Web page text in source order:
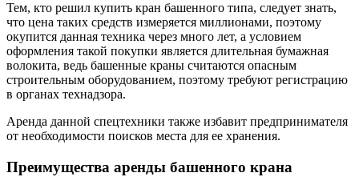
Тем, кто решил купить кран башенного типа, следует знать,
что цена таких средств измеряется миллионами, поэтому
окупится данная техника через много лет, а условием
оформления такой покупки является длительная бумажная
волокита, ведь башенные краны считаются опасным
строительным оборудованием, поэтому требуют регистрацию
в органах технадзора.
Аренда данной спецтехники также избавит предпринимателя
от необходимости поисков места для ее хранения.
Преимущества аренды башенного крана